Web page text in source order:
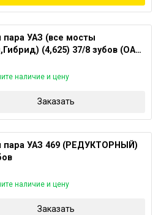
пара УАЗ (все мосты
(4,625) 37/8 зубов (ОАО
наличие и цену
Заказать
пара УАЗ 469 (РЕДУКТОРНЫЙ)
наличие и цену
Заказать